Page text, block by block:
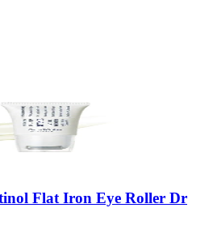
Flat Iron Eye Roller Dr